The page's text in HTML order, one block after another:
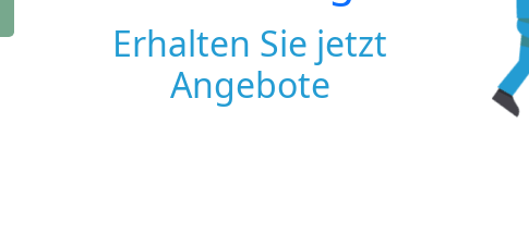
Erhalten Sie jetzt
Angebote